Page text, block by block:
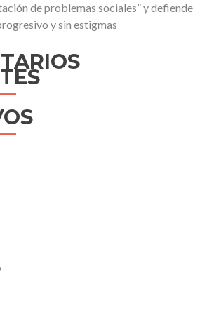
de problemas sociales” y defiende
y sin estigmas